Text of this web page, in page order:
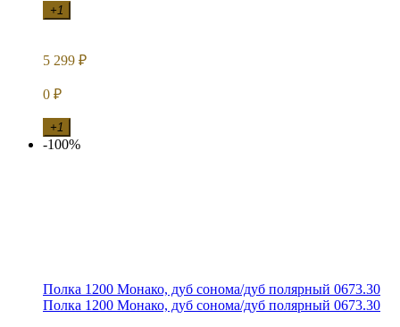
+1
5 299 ₽
0 ₽
+1
-100%
Полка 1200 Монако, дуб сонома/дуб полярный 0673.30
Полка 1200 Монако, дуб сонома/дуб полярный 0673.30